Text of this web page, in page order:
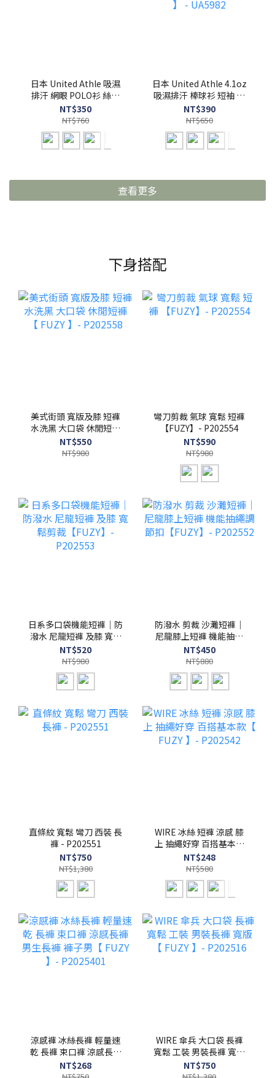
日本 United Athle 吸濕
排汗 網眼 POLO衫 絲綢
觸感 4.7oz - UA2020
NT$350
NT$760
日本 United Athle 4.1oz
吸濕排汗 棒球衫 短袖 中
性男女可穿【 FUZY 】 -
UA5982
NT$390
NT$650
查看更多
下身搭配
美式街頭 寬版及膝 短褲
水洗黑 大口袋 休閒短褲
【 FUZY 】- P202558
NT$550
NT$980
彎刀剪裁 氣球 寬鬆 短褲
【FUZY】- P202554
NT$590
NT$980
日系多口袋機能短褲｜防
潑水 尼龍短褲 及膝 寬鬆
剪裁【FUZY】- P202553
NT$520
NT$980
防潑水 剪裁 沙灘短褲｜
尼龍膝上短褲 機能抽繩
調節扣【FUZY】-
P202552
NT$450
NT$880
直條紋 寬鬆 彎刀 西裝 長
褲 - P202551
NT$750
NT$1,380
WIRE 冰絲 短褲 涼感 膝
上 抽繩好穿 百搭基本款
【 FUZY 】- P202542
NT$248
NT$580
涼感褲 冰絲長褲 輕量速
乾 長褲 束口褲 涼感長褲
男生長褲 褲子男【 FUZY
】- P2025401
NT$268
WIRE 傘兵 大口袋 長褲
寬鬆 工裝 男裝長褲 寬版
【 FUZY 】- P202516
NT$750